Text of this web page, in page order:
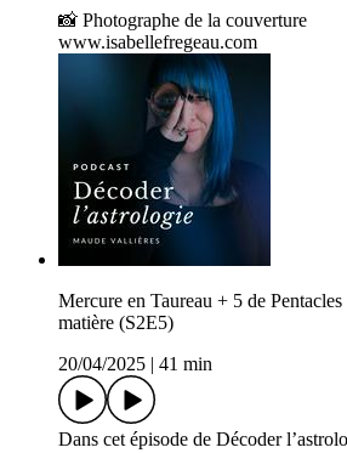
📸 Photographe de la couverture⁠⁠⁠⁠⁠
⁠⁠www.isabellefregeau.com
Mercure en Taureau + 5 de
matière (S2E5)
20/04/2025
41 min
Dans cet épisode de Décoder